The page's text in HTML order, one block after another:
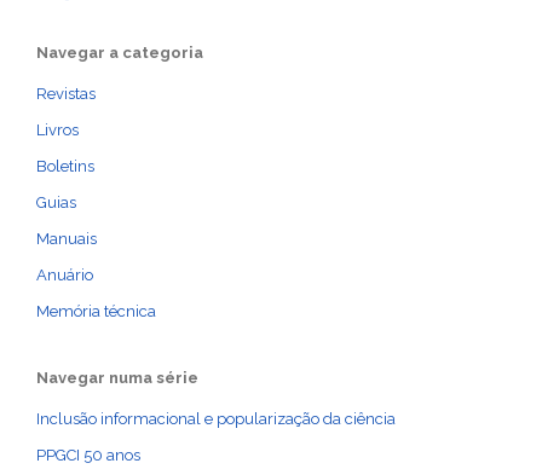
Navegar a categoria
Revistas
Livros
Boletins
Guias
Manuais
Anuário
Memória técnica
Navegar numa série
Inclusão informacional e popularização da ciência
PPGCI 50 anos